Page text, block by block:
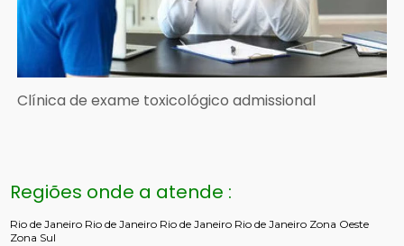
Clínica de exame toxicológico admissional
Regiões onde a atende :
Rio de Janeiro Rio de Janeiro Rio de Janeiro Rio de Janeiro Zona Oeste
Zona Sul